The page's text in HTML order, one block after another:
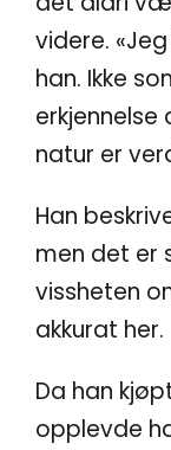
videre.
han. Ikke
natur er
Han
men det er
vissheten
akkurat her.
Da han
opplevde